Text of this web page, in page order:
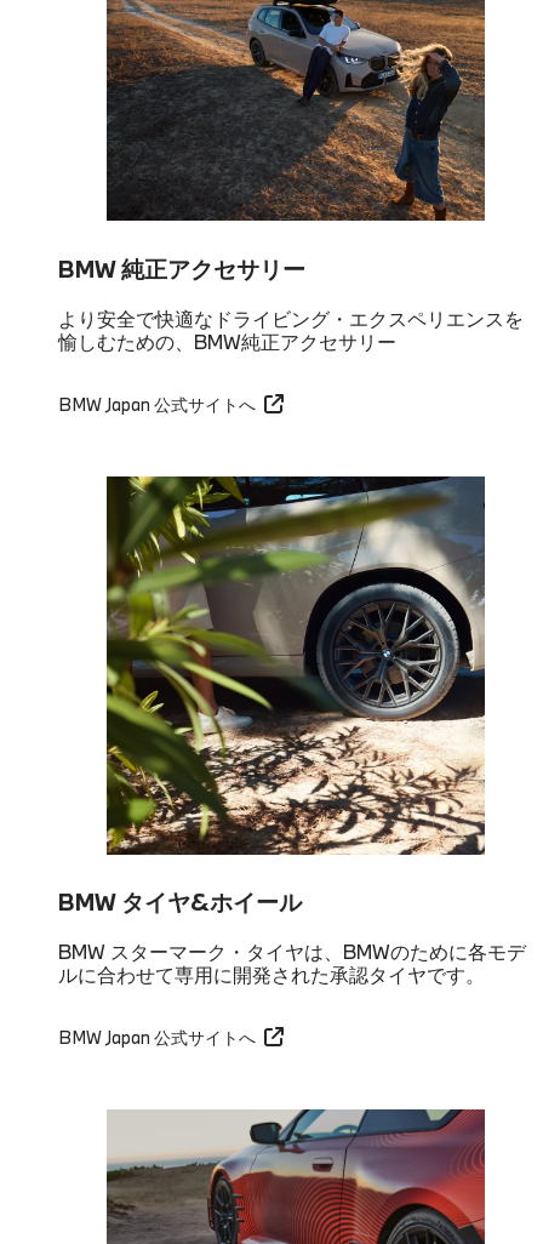
BMW 純正アクセサリー
より安全で快適なドライビング・エクスペリエンスを
愉しむための、BMW純正アクセサリー
BMW Japan 公式サイトへ
BMW タイヤ&ホイール
BMW スターマーク・タイヤは、BMWのために各モデ
ルに合わせて専用に開発された承認タイヤです。
BMW Japan 公式サイトへ